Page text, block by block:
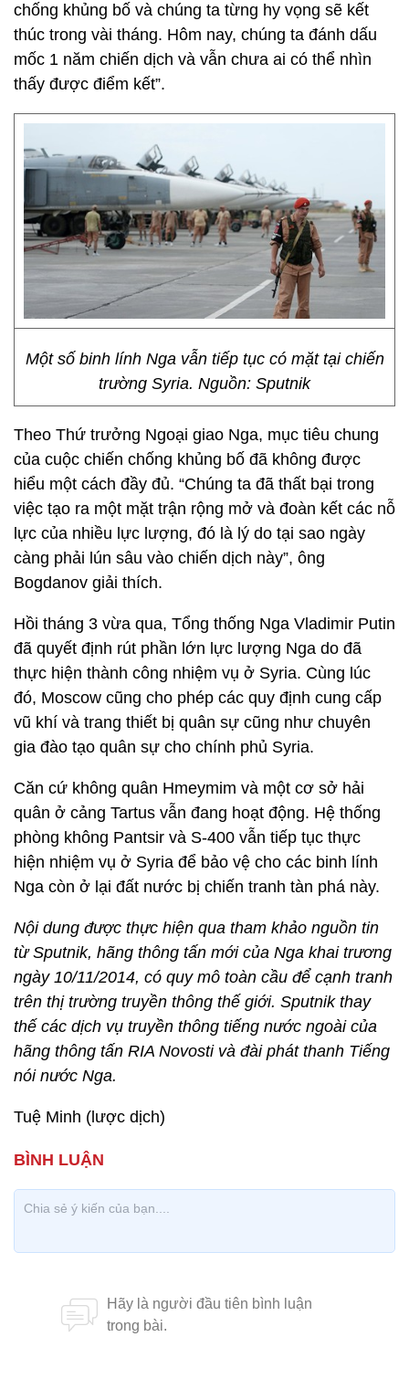
chống khủng bố và chúng ta từng hy vọng sẽ kết
thúc trong vài tháng. Hôm nay, chúng ta đánh dấu
mốc 1 năm chiến dịch và vẫn chưa ai có thể nhìn
thấy được điểm kết”.
Một số binh lính Nga vẫn tiếp tục có mặt tại chiến
trường Syria. Nguồn: Sputnik
Theo Thứ trưởng Ngoại giao Nga, mục tiêu chung
của cuộc chiến chống khủng bố đã không được
hiểu một cách đầy đủ. “Chúng ta đã thất bại trong
việc tạo ra một mặt trận rộng mở và đoàn kết các nỗ
lực của nhiều lực lượng, đó là lý do tại sao ngày
càng phải lún sâu vào chiến dịch này”, ông
Bogdanov giải thích.
Hồi tháng 3 vừa qua, Tổng thống Nga Vladimir Putin
đã quyết định rút phần lớn lực lượng Nga do đã
thực hiện thành công nhiệm vụ ở Syria. Cùng lúc
đó, Moscow cũng cho phép các quy định cung cấp
vũ khí và trang thiết bị quân sự cũng như chuyên
gia đào tạo quân sự cho chính phủ Syria.
Căn cứ không quân Hmeymim và một cơ sở hải
quân ở cảng Tartus vẫn đang hoạt động. Hệ thống
phòng không Pantsir và S-400 vẫn tiếp tục thực
hiện nhiệm vụ ở Syria để bảo vệ cho các binh lính
Nga còn ở lại đất nước bị chiến tranh tàn phá này.
Nội dung được thực hiện qua tham khảo nguồn tin
từ Sputnik, hãng thông tấn mới của Nga khai trương
ngày 10/11/2014, có quy mô toàn cầu để cạnh tranh
trên thị trường truyền thông thế giới. Sputnik thay
thế các dịch vụ truyền thông tiếng nước ngoài của
hãng thông tấn RIA Novosti và đài phát thanh Tiếng
nói nước Nga.
Tuệ Minh (lược dịch)